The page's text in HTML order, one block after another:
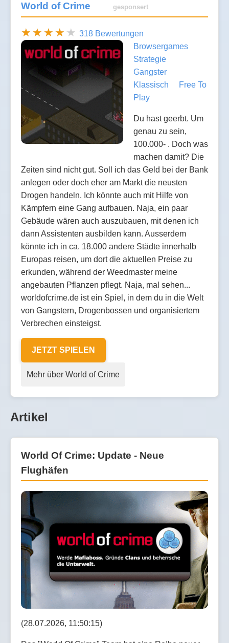
World of Crime gesponsert
318 Bewertungen
Browsergames
Strategie
Gangster
Klassisch
Free To
Play
Du hast geerbt. Um
genau zu sein,
100.000- . Doch was
machen damit? Die
Zeiten sind nicht gut. Soll ich das Geld bei der Bank
anlegen oder doch eher am Markt die neusten
Drogen handeln. Ich könnte auch mit Hilfe von
Kämpfern eine Gang aufbauen. Naja, ein paar
Gebäude wären auch auszubauen, mit denen ich
dann Assistenten ausbilden kann. Ausserdem
könnte ich in ca. 18.000 andere Städte innerhalb
Europas reisen, um dort die aktuellen Preise zu
erkunden, während der Weedmaster meine
angebauten Pflanzen pflegt. Naja, mal sehen...
worldofcrime.de ist ein Spiel, in dem du in die Welt
von Gangstern, Drogenbossen und organisiertem
Verbrechen einsteigst.
JETZT SPIELEN
Mehr über World of Crime
Artikel
World Of Crime: Update - Neue
Flughäfen
(28.07.2026, 11:50:15)